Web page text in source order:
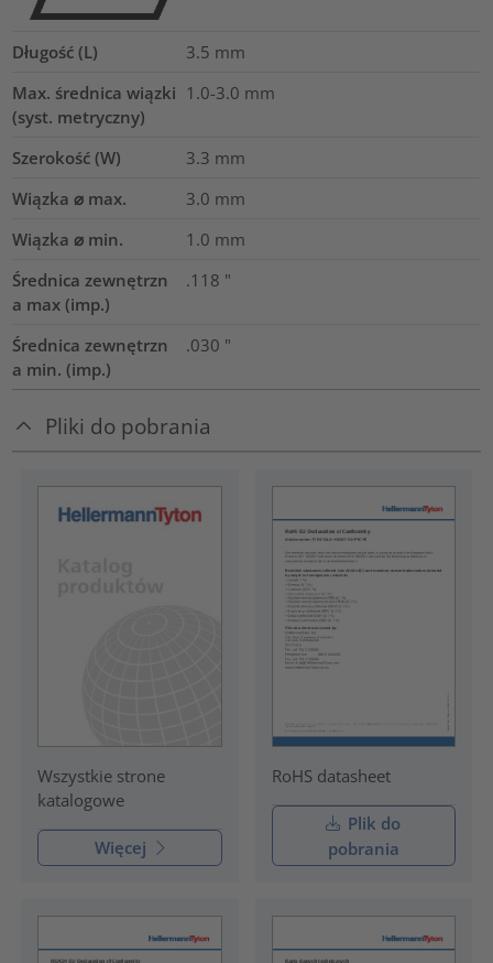
Długość (L) 3.5 mm
Max. średnica wiązki
(syst. metryczny)
1.0-3.0 mm
Szerokość (W) 3.3 mm
Wiązka ⌀ max.
3.0 mm
Wiązka ⌀ min.
1.0 mm
Średnica zewnętrzn
a max (imp.)
.118 "
Średnica zewnętrzn
a min. (imp.)
.030 "
Pliki do pobrania
Wszystkie strone
katalogowe
Więcej
RoHS datasheet
Plik do
pobrania